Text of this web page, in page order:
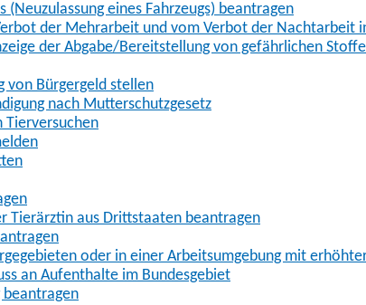
(Neuzulassung eines Fahrzeugs) beantragen
der Mehrarbeit und vom Verbot der Nachtarbeit
der Abgabe/Bereitstellung von gefährlichen
von Bürgergeld stellen
nach Mutterschutzgesetz
Tierversuchen
Tierärztin aus Drittstaaten beantragen
oder in einer Arbeitsumgebung mit
an Aufenthalte im Bundesgebiet